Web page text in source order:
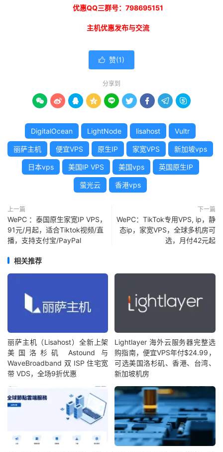
优惠QQ三群号：798695151
主机优惠发布与交流
 赞(1)
分享到
        
DigitalOcean LightNode lisahost Vultr
丽萨主机 便宜VPS 原生IP 家宽VPS 新加坡vps
日本vps 美国IP VPS 美国vps 英国原生IP
萤光云 香港vps
上一篇
WePC ：泰国原生家宽IP VPS，
91元/月起，适合Tiktok视频/直
播，支持支付宝/PayPal
下一篇
WePC：TikTok专用VPS, ip，静
态ip，家宽VPS，全球多机房可
选，月付42元起
相关推荐
丽萨主机（Lisahost）全新上架
美国洛杉矶 Astound 与
WaveBroadband 双 ISP 住宅宽
带 VDS，全场9折优惠
Lightlayer 海外云服务器完整选
购指南，便宜VPS年付$24.99，
可选美国洛杉矶、香港、台湾、
新加坡机房